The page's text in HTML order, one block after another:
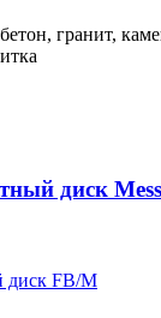
гранит,
диск
диск FB/M